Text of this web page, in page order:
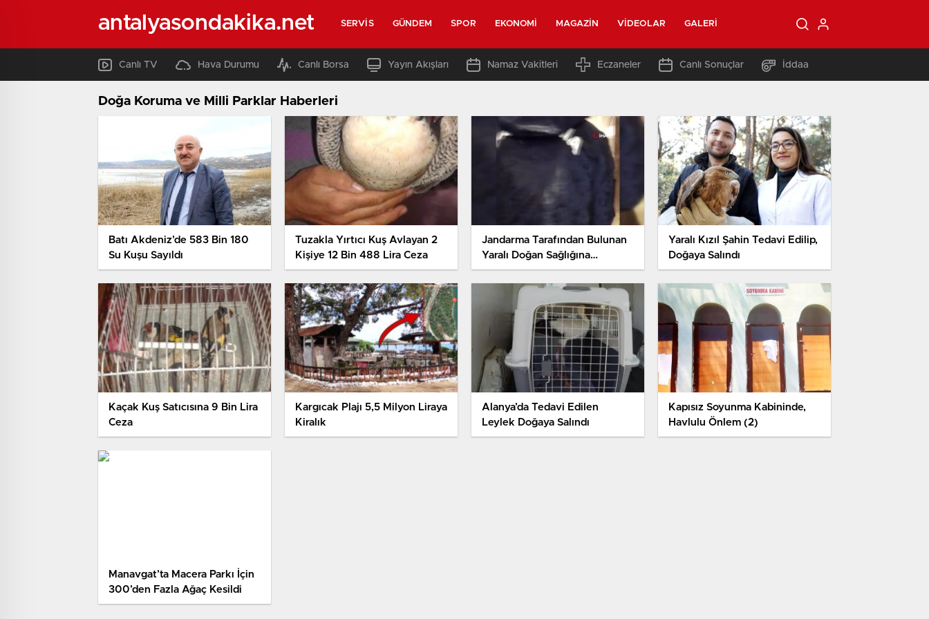
antalyasondakika.net SERVIS GÜNDEM SPOR EKONOMI MAGAZIN VIDEOLAR GALERI
Canlı TV Hava Durumu Canlı Borsa Yayın Akışları Namaz Vakitleri Eczaneler Canlı Sonuçlar İddaa
Doğa Koruma ve Milli Parklar Haberleri
Batı Akdeniz’de 583 Bin 180
Su Kuşu Sayıldı
Tuzakla Yırtıcı Kuş Avlayan 2
Kişiye 12 Bin 488 Lira Ceza
Jandarma Tarafından Bulunan
Yaralı Doğan Sağlığına
Kavuşturulacak
Yaralı Kızıl Şahin Tedavi Edilip,
Doğaya Salındı
Kaçak Kuş Satıcısına 9 Bin Lira
Ceza
Kargıcak Plajı 5,5 Milyon Liraya
Kiralık
Alanya’da Tedavi Edilen
Leylek Doğaya Salındı
Kapısız Soyunma Kabininde,
Havlulu Önlem (2)
Manavgat’ta Macera Parkı İçin
300’den Fazla Ağaç Kesildi